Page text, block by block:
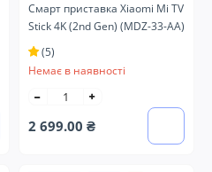
Смарт приставка Xiaomi Mi TV
Stick 4K (2nd Gen) (MDZ-33-AA)
(5)
Немає в наявності
2 699.00 ₴